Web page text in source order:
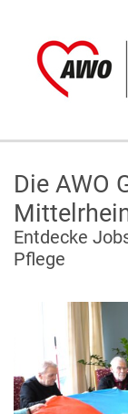
Die AWO
Entdecke
Pflege
Abspielen